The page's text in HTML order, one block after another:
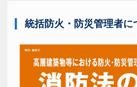
統括防火・防災管理者に